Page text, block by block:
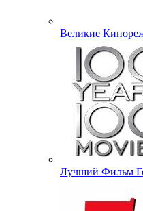
Великие
Лучший Фильм